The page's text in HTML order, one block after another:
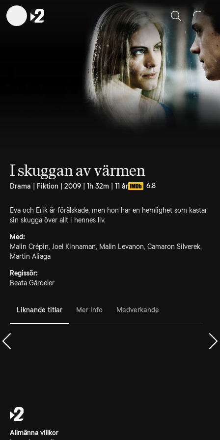
Sök
I skuggan av värmen
Drama | Fiktion | 2009 | 1h 32m | 11 år 6.8
Eva och Erik är förälskade, men hon har en hemlighet som kastar
sin skugga över allt i hennes liv.
Med:
Malin Crépin, Joel Kinnaman, Malin Levanon, Camaron Silverek,
Martin Aliaga
Regissör:
Beata Gårdeler
Liknande titlar Mer info Medverkande
Allmänna villkor